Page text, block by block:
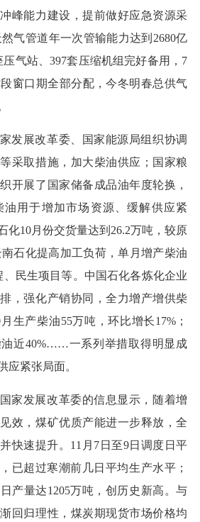
峰能力建设，提前做好应急资源采
气管道年一次管输能力达到2680亿
气站、397套压缩机组完好备用，7
窗口期全部分配，今冬明春总供气
发展改革委、国家能源局组织协调
采取措施，加大柴油供应；国家粮
开展了国家储备成品油年度轮换，
用于增加市场资源、缓解供应紧
化10月份交货量达到26.2万吨，较原
石化提高加工负荷，单月增产柴油
民生项目等。中国石化各炼化企业
，强化产销协同，全力增产增供柴
生产柴油55万吨，环比增长17%；
油近40%……一系列举措取得明显成
应紧张局面。
家发展改革委的信息显示，随着增
效，煤矿优质产能进一步释放，全
快速提升。11月7日至9日调度日平
已超过寒潮前几日平均生产水平；
产量达1205万吨，创历史新高。与
回归理性，煤炭期现货市场价格均